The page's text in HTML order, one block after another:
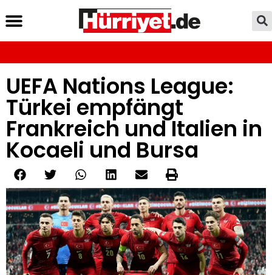
UEFA Nations League:
Türkei empfängt
Frankreich und Italien in
Kocaeli und Bursa